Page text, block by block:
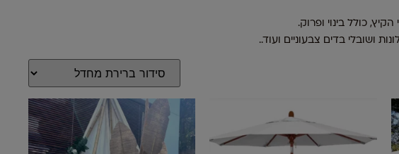
כולל בינוי ופרוק.
ושובלי בדים צבעוניים ועוד..